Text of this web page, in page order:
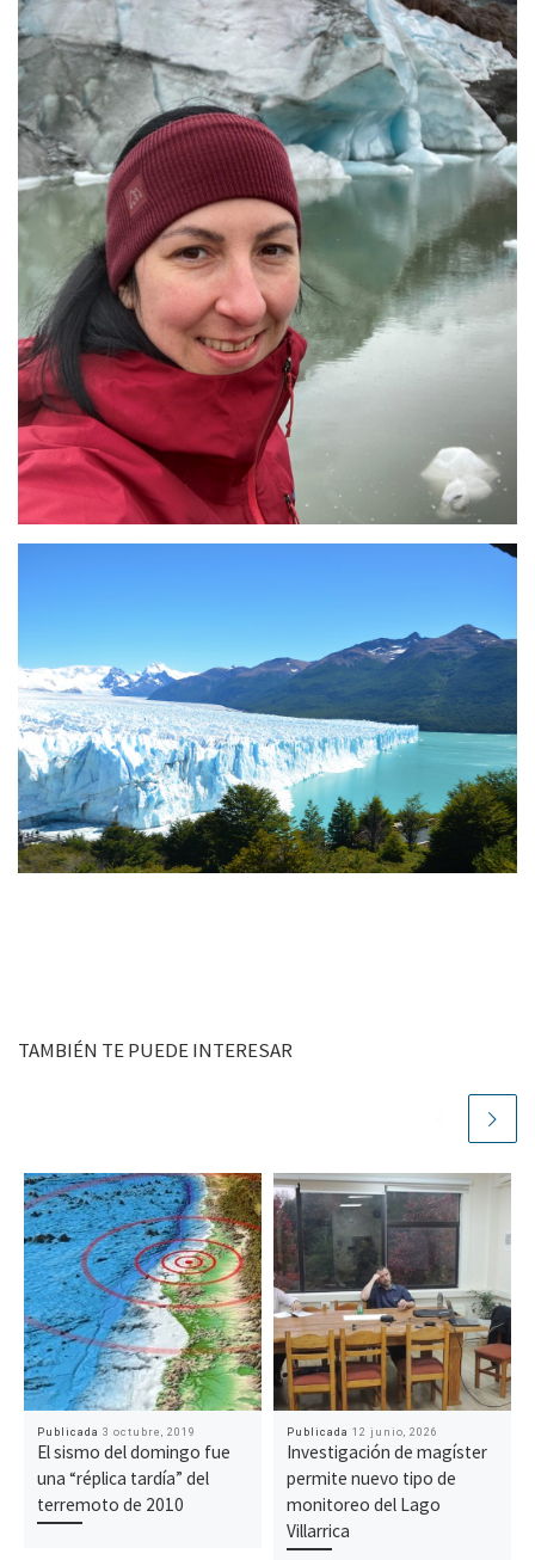
TAMBIÉN TE PUEDE INTERESAR
Publicada 3 octubre, 2019
El sismo del domingo fue
una “réplica tardía” del
terremoto de 2010
Publicada 12 junio, 2026
Investigación de magíster
permite nuevo tipo de
monitoreo del Lago
Villarrica